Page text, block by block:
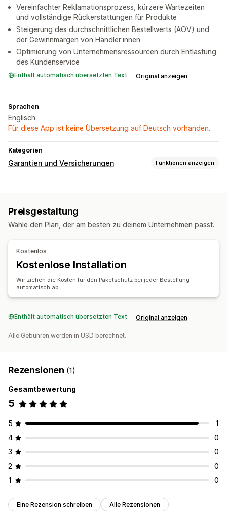
Vereinfachter Reklamationsprozess, kürzere Wartezeiten
und vollständige Rückerstattungen für Produkte
Steigerung des durchschnittlichen Bestellwerts (AOV) und
der Gewinnmargen von Händler:innen
Optimierung von Unternehmensressourcen durch Entlastung
des Kundenservice
Enthält automatisch übersetzten Text Original anzeigen
Sprachen
Englisch
Für diese App ist keine Übersetzung auf Deutsch vorhanden.
Kategorien
Garantien und Versicherungen Funktionen anzeigen
Opt-in-Erfahrung
Reklamationsmanagement
Reklamationsportal
Dashboard für Reklamationen
Preisgestaltung
Wähle den Plan, der am besten zu deinem Unternehmen passt.
Kostenlos
Kostenlose Installation
Wir ziehen die Kosten für den Paketschutz bei jeder Bestellung
automatisch ab.
Enthält automatisch übersetzten Text Original anzeigen
Alle Gebühren werden in USD berechnet.
Rezensionen (1)
Gesamtbewertung
5
5
1
4
0
3
0
2
0
1
0
Eine Rezension schreiben Alle Rezensionen